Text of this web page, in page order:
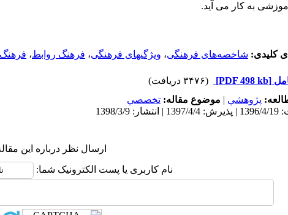
به کار می آید.
کلیدی: شاخصه‌های فرهنگی، ویژگیهای فرهنگی، فرهنگ روابط،
[PDF 498 kb]
(۳۴۷۶ دریافت)
پژوهشي | موضوع مقاله: تخصصي
3/9
ارسال نظر درباره این
نام کاربری یا پست الکترونیک شما: